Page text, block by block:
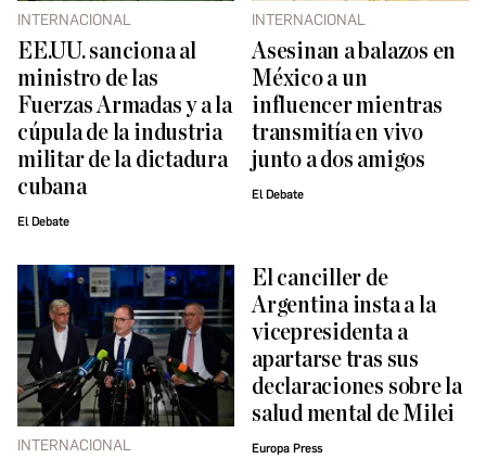
INTERNACIONAL
EE.UU. sanciona al
ministro de las
Fuerzas Armadas y a la
cúpula de la industria
militar de la dictadura
cubana
El Debate
INTERNACIONAL
Asesinan a balazos en
México a un
influencer mientras
transmitía en vivo
junto a dos amigos
El Debate
INTERNACIONAL
El canciller de
Argentina insta a la
vicepresidenta a
apartarse tras sus
declaraciones sobre la
salud mental de Milei
Europa Press